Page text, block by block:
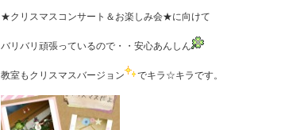
★クリスマスコンサート＆お楽しみ会★に向けて
バリバリ頑張っているので・・安心あんしん
教室もクリスマスバージョン でキラ☆キラです。